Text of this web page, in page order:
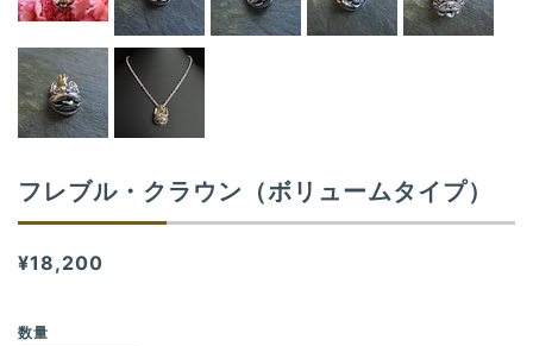
フレブル・クラウン（ボリュームタイプ）
¥18,200
数量